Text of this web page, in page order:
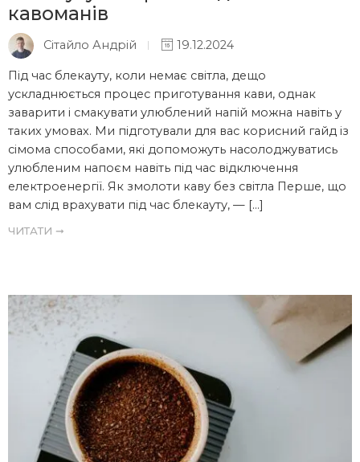
кавоманів
Сітайло Андрій 19.12.2024
Під час блекауту, коли немає світла, дещо
ускладнюється процес приготування кави, однак
заварити і смакувати улюблений напій можна навіть у
таких умовах. Ми підготували для вас корисний гайд із
сімома способами, які допоможуть насолоджуватись
улюбленим напоєм навіть під час відключення
електроенергії. Як змолоти каву без світла Перше, що
вам слід врахувати під час блекауту, — […]
ЧИТАТИ ➞